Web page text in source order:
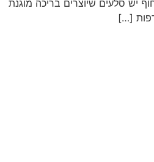
יש סלעים שיוצרים בריכה מוגנת
[…]